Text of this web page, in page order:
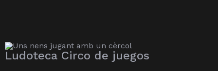
Ludoteca Circo de juegos